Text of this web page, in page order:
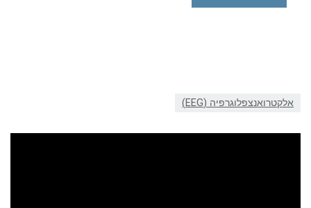
אלקטרואנצפלוגרפיה (EEG)